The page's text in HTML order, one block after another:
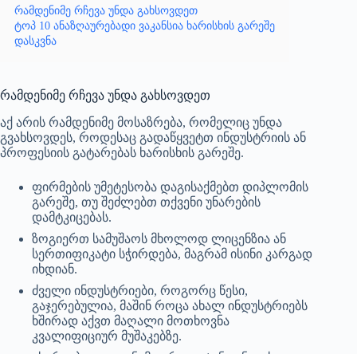
რამდენიმე რჩევა უნდა გახსოვდეთ
ტოპ 10 ანაზღაურებადი ვაკანსია ხარისხის გარეშე
დასკვნა
რამდენიმე რჩევა უნდა გახსოვდეთ
აქ არის რამდენიმე მოსაზრება, რომელიც უნდა
გვახსოვდეს, როდესაც გადაწყვეტთ ინდუსტრიის ან
პროფესიის გატარებას ხარისხის გარეშე.
ფირმების უმეტესობა დაგისაქმებთ დიპლომის
გარეშე, თუ შეძლებთ თქვენი უნარების
დამტკიცებას.
ზოგიერთ სამუშაოს მხოლოდ ლიცენზია ან
სერთიფიკატი სჭირდება, მაგრამ ისინი კარგად
იხდიან.
ძველი ინდუსტრიები, როგორც წესი,
გაჯერებულია, მაშინ როცა ახალ ინდუსტრიებს
ხშირად აქვთ მაღალი მოთხოვნა
კვალიფიციურ მუშაკებზე.